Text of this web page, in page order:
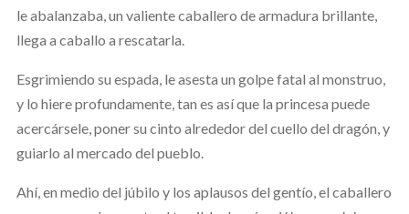
le abalanzaba, un valiente caballero de armadura brillante,
llega a caballo a rescatarla.
Esgrimiendo su espada, le asesta un golpe fatal al monstruo,
y lo hiere profundamente, tan es así que la princesa puede
acercársele, poner su cinto alrededor del cuello del dragón, y
guiarlo al mercado del pueblo.
Ahí, en medio del júbilo y los aplausos del gentío, el caballero